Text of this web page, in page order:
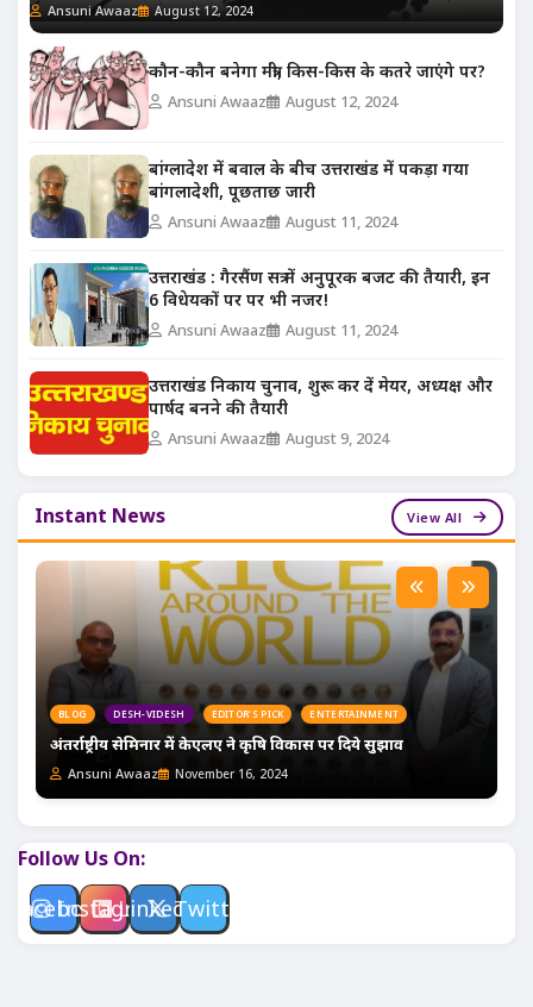
Ansuni Awaaz August 12, 2024
कौन-कौन बनेगा मंत्री, किस-किस के कतरे जाएंगे पर?
Ansuni Awaaz August 12, 2024
बांग्लादेश में बवाल के बीच उत्तराखंड में पकड़ा गया
बांगलादेशी, पूछताछ जारी
Ansuni Awaaz August 11, 2024
उत्तराखंड : गैरसैंण सत्र में अनुपूरक बजट की तैयारी, इन
6 विधेयकों पर पर भी नजर!
Ansuni Awaaz August 11, 2024
उत्तराखंड निकाय चुनाव, शुरू कर दें मेयर, अध्यक्ष और
पार्षद बनने की तैयारी
Ansuni Awaaz August 9, 2024
Instant News View All
BLOG DESH-VIDESH EDITOR'S PICK ENTERTAINMENT
अंतर्राष्ट्रीय सेमिनार में केएलए ने कृषि विकास पर दिये सुझाव
Ansuni Awaaz November 16, 2024
Follow Us On:
Facebook
Instagram
LinkedinTwitter